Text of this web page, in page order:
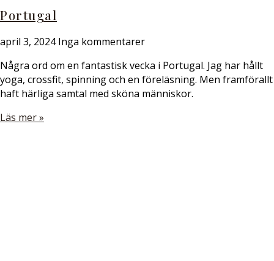
Portugal
april 3, 2024Inga kommentarer
Några ord om en fantastisk vecka i Portugal. Jag har hållt
yoga, crossfit, spinning och en föreläsning. Men framförallt
haft härliga samtal med sköna människor.
Läs mer »